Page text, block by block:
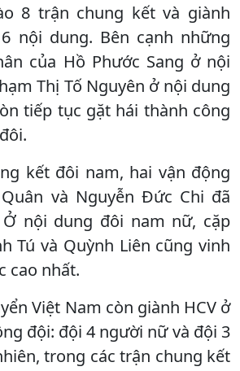
8 trận chung kết và giành
nội dung. Bên cạnh những
của Hồ Phước Sang ở nội
Thị Tố Nguyên ở nội dung
tiếp tục gặt hái thành công
kết đôi nam, hai vận động
và Nguyễn Đức Chi đã
Ở nội dung đôi nam nữ, cặp
Tú và Quỳnh Liên cũng vinh
cao nhất.
Việt Nam còn giành HCV ở
đội: đội 4 người nữ và đội 3
trong các trận chung kết